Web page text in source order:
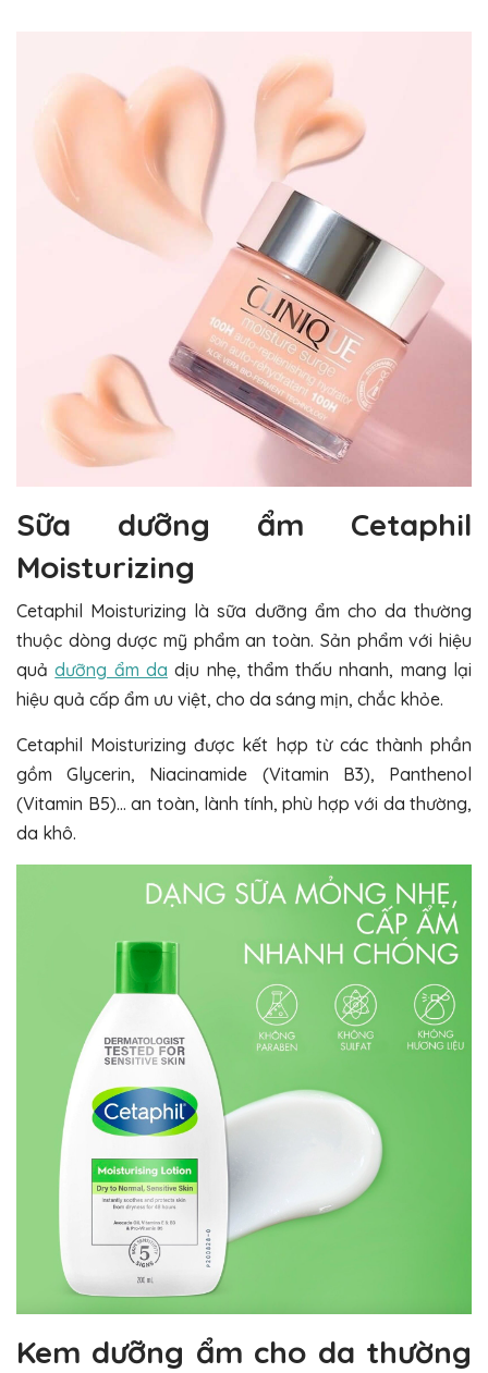
Sữa dưỡng ẩm Cetaphil
Moisturizing
Cetaphil Moisturizing là sữa dưỡng ẩm cho da thường
thuộc dòng dược mỹ phẩm an toàn. Sản phẩm với hiệu
quảdưỡng ẩm da dịu nhẹ, thẩm thấu nhanh, mang lại
hiệu quả cấp ẩm ưu việt, cho da sáng mịn, chắc khỏe.
Cetaphil Moisturizing được kết hợp từ các thành phần
gồm Glycerin, Niacinamide (Vitamin B3), Panthenol
(Vitamin B5)... an toàn, lành tính, phù hợp với da thường,
da khô.
Kem dưỡng ẩm cho da thường